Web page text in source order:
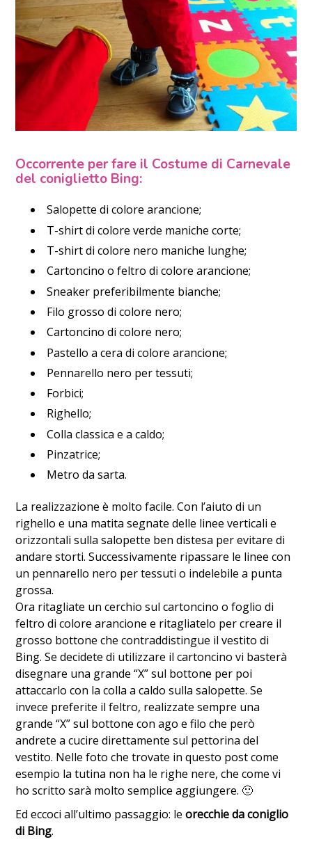
Occorrente per fare il Costume di Carnevale
del coniglietto Bing:
Salopette di colore arancione;
T-shirt di colore verde maniche corte;
T-shirt di colore nero maniche lunghe;
Cartoncino o feltro di colore arancione;
Sneaker preferibilmente bianche;
Filo grosso di colore nero;
Cartoncino di colore nero;
Pastello a cera di colore arancione;
Pennarello nero per tessuti;
Forbici;
Righello;
Colla classica e a caldo;
Pinzatrice;
Metro da sarta.
La realizzazione è molto facile. Con l’aiuto di un
righello e una matita segnate delle linee verticali e
orizzontali sulla salopette ben distesa per evitare di
andare storti. Successivamente ripassare le linee con
un pennarello nero per tessuti o indelebile a punta
grossa.
Ora ritagliate un cerchio sul cartoncino o foglio di
feltro di colore arancione e ritagliatelo per creare il
grosso bottone che contraddistingue il vestito di
Bing. Se decidete di utilizzare il cartoncino vi basterà
disegnare una grande “X” sul bottone per poi
attaccarlo con la colla a caldo sulla salopette. Se
invece preferite il feltro, realizzate sempre una
grande “X” sul bottone con ago e filo che però
andrete a cucire direttamente sul pettorina del
vestito. Nelle foto che trovate in questo post come
esempio la tutina non ha le righe nere, che come vi
ho scritto sarà molto semplice aggiungere. 🙂
Ed eccoci all’ultimo passaggio: leorecchie da coniglio
di Bing.